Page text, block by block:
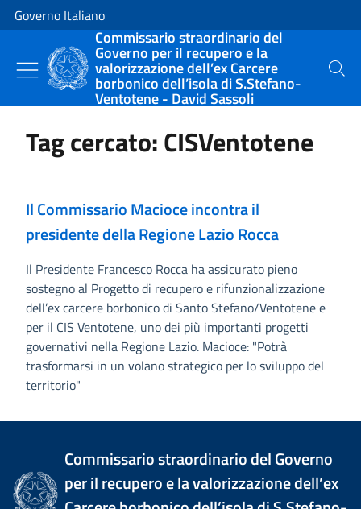
Vai al contenuto
Vai alla navigazione del sito
Governo Italiano
Commissario straordinario del
Governo per il recupero e la
valorizzazione dell’ex Carcere
borbonico dell’isola di S.Stefano-
Ventotene - David Sassoli
Cerca
Tag cercato: CISVentotene
Il Commissario Macioce incontra il
presidente della Regione Lazio Rocca
Il Presidente Francesco Rocca ha assicurato pieno
sostegno al Progetto di recupero e rifunzionalizzazione
dell’ex carcere borbonico di Santo Stefano/Ventotene e
per il CIS Ventotene, uno dei più importanti progetti
governativi nella Regione Lazio. Macioce: "Potrà
trasformarsi in un volano strategico per lo sviluppo del
territorio"
Commissario straordinario del Governo
per il recupero e la valorizzazione dell’ex